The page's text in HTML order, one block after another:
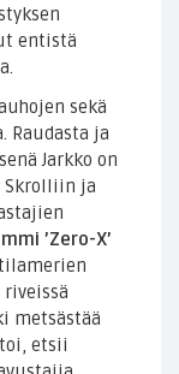
entistä
sekä
Raudasta ja
Jarkko on
ja
’Zero-X’
metsästää
etsii